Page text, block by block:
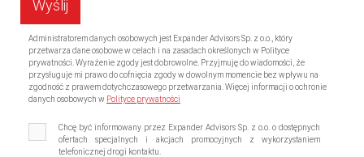
Administratorem danych osobowych jest Expander Advisors Sp. z o.o., który
przetwarza dane osobowe w celach i na zasadach określonych w Polityce
prywatności. Wyrażenie zgody jest dobrowolne. Przyjmuję do wiadomości, że
przysługuje mi prawo do cofnięcia zgody w dowolnym momencie bez wpływu na
zgodność z prawem dotychczasowego przetwarzania. Więcej informacji o ochronie
danych osobowych w Polityce prywatności
Chcę być informowany przez Expander Advisors Sp. z o.o. o dostępnych
ofertach specjalnych i akcjach promocyjnych z wykorzystaniem
telefonicznej drogi kontaktu.